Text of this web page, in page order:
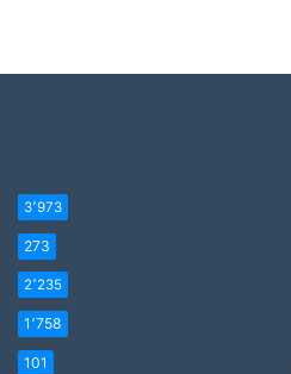
3٬973
273
2٬235
1٬758
101